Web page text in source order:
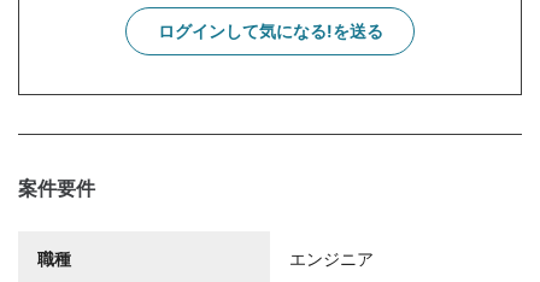
ログインして気になる!を送る
案件要件
職種 エンジニア